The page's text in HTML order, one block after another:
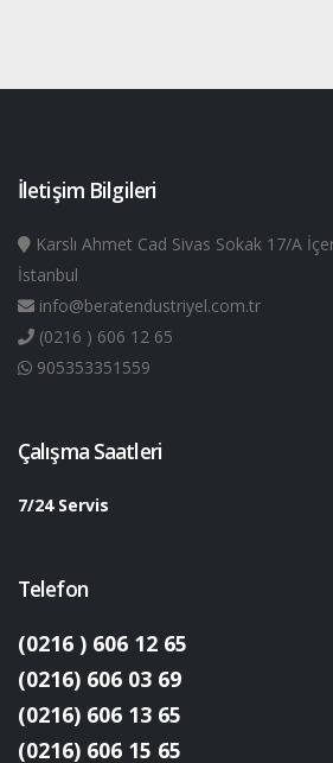
İletişim Bilgileri
Karslı Ahmet Cad Sivas Sokak 17/A
İstanbul
info@beratendustriyel.com.tr
(0216 ) 606 12 65
905353351559
Çalışma Saatleri
7/24 Servis
Telefon
(0216 ) 606 12 65
(0216) 606 03 69
(0216) 606 13 65
(0216) 606 15 65